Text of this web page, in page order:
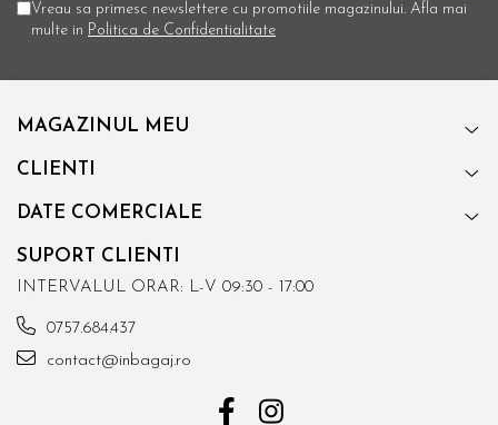
Vreau sa primesc newslettere cu promotiile magazinului. Afla mai
multe in Politica de Confidentialitate
MAGAZINUL MEU
CLIENTI
DATE COMERCIALE
SUPORT CLIENTI
INTERVALUL ORAR: L-V 09:30 - 17:00
0757.684.437
contact@inbagaj.ro